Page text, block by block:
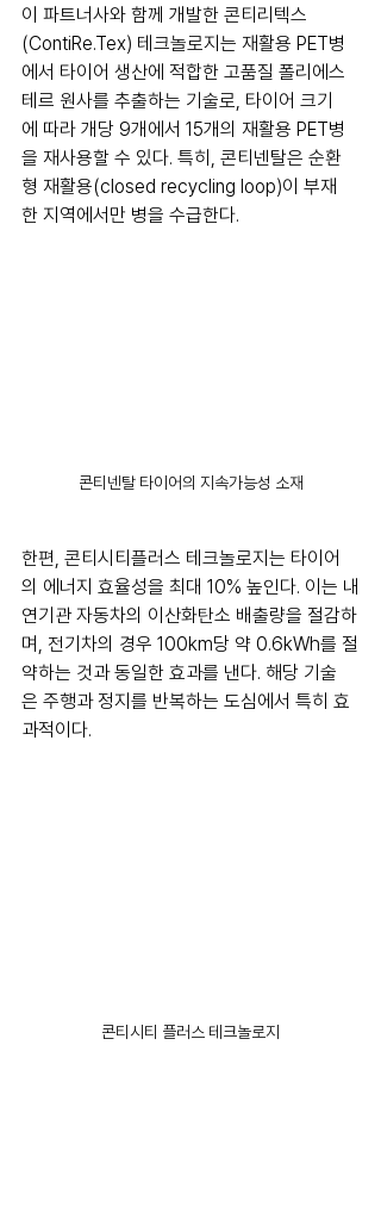
이 파트너사와 함께 개발한 콘티리텍스
(ContiRe.Tex) 테크놀로지는 재활용 PET병
에서 타이어 생산에 적합한 고품질 폴리에스
테르 원사를 추출하는 기술로, 타이어 크기
에 따라 개당 9개에서 15개의 재활용 PET병
을 재사용할 수 있다. 특히, 콘티넨탈은 순환
형 재활용(closed recycling loop)이 부재
한 지역에서만 병을 수급한다.
콘티넨탈 타이어의 지속가능성 소재
한편, 콘티시티플러스 테크놀로지는 타이어
의 에너지 효율성을 최대 10% 높인다. 이는 내
연기관 자동차의 이산화탄소 배출량을 절감하
며, 전기차의 경우 100km당 약 0.6kWh를 절
약하는 것과 동일한 효과를 낸다. 해당 기술
은 주행과 정지를 반복하는 도심에서 특히 효
과적이다.
콘티시티 플러스 테크놀로지